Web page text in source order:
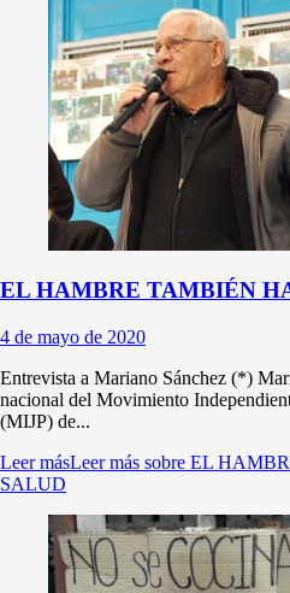
EL HAMBRE TAMBIÉN
4 de mayo de 2020
Entrevista a Mariano Sánchez (*)
nacional del Movimiento
(MIJP) de...
Leer másLeer más sobre EL
SALUD